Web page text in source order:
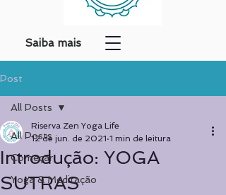
Saiba mais
Post
All Posts
Começar
Yoga & Meditação
All Posts
Introdução: YOGA
SUTRAS
Riserva Zen Yoga Life
12 de jun. de 2021 1 min de leitura